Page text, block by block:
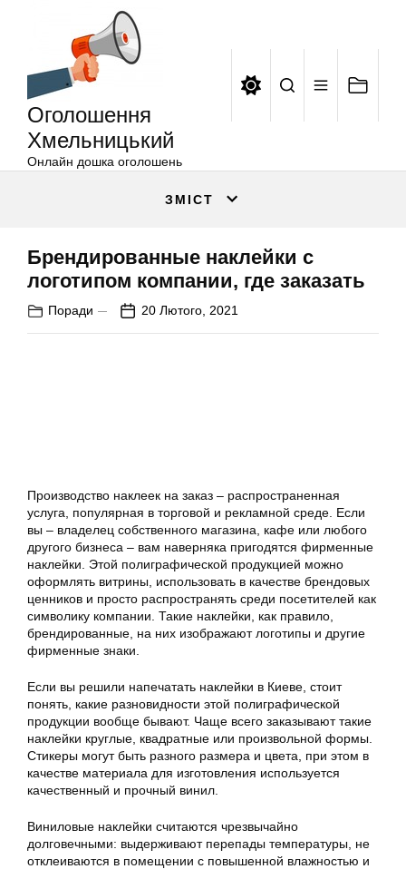
Оголошення
Хмельницький
Онлайн дошка оголошень
ЗМІСТ
Брендированные наклейки с
логотипом компании, где заказать
Поради 20 Лютого, 2021
Производство наклеек на заказ – распространенная
услуга, популярная в торговой и рекламной среде. Если
вы – владелец собственного магазина, кафе или любого
другого бизнеса – вам наверняка пригодятся фирменные
наклейки. Этой полиграфической продукцией можно
оформлять витрины, использовать в качестве брендовых
ценников и просто распространять среди посетителей как
символику компании. Такие наклейки, как правило,
брендированные, на них изображают логотипы и другие
фирменные знаки.
Если вы решили напечатать наклейки в Киеве, стоит
понять, какие разновидности этой полиграфической
продукции вообще бывают. Чаще всего заказывают такие
наклейки круглые, квадратные или произвольной формы.
Стикеры могут быть разного размера и цвета, при этом в
качестве материала для изготовления используется
качественный и прочный винил.
Виниловые наклейки считаются чрезвычайно
долговечными: выдерживают перепады температуры, не
отклеиваются в помещении с повышенной влажностью и